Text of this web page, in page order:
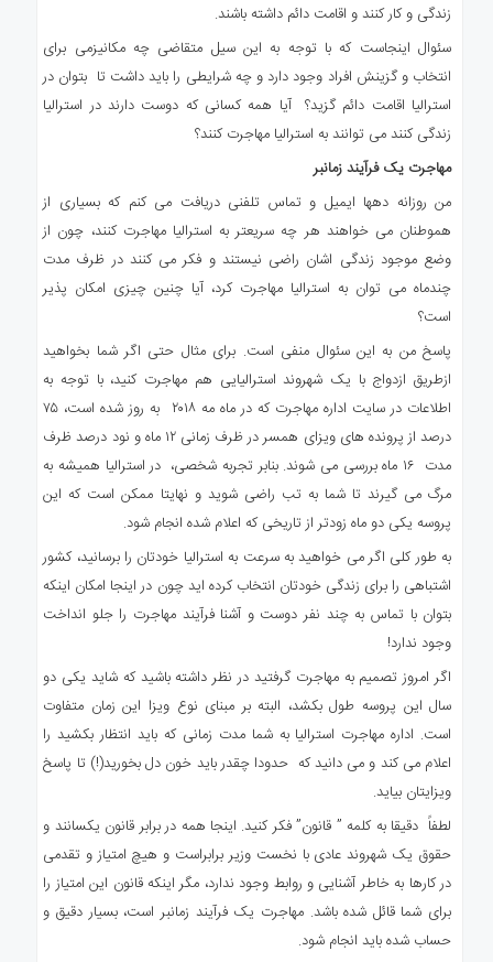
زندگی و کار کنند و اقامت دائم داشته باشند.
سئوال اینجاست که با توجه به این سیل متقاضی چه مکانیزمی برای
انتخاب و گزینش افراد وجود دارد و چه شرایطی را باید داشت تا بتوان در
استرالیا اقامت دائم گزید؟ آیا همه کسانی که دوست دارند در استرالیا
زندگی کنند می توانند به استرالیا مهاجرت کنند؟
مهاجرت یک فرآیند زمانبر
من روزانه دهها ایمیل و تماس تلفنی دریافت می کنم که بسیاری از
هموطنان می خواهند هر چه سریعتر به استرالیا مهاجرت کنند، چون از
وضع موجود زندگی اشان راضی نیستند و فکر می کنند در ظرف مدت
چندماه می توان به استرالیا مهاجرت کرد، آیا چنین چیزی امکان پذیر
است؟
پاسخ من به این سئوال منفی است. برای مثال حتی اگر شما بخواهید
ازطریق ازدواج با یک شهروند استرالیایی هم مهاجرت کنید، با توجه به
اطلاعات در سایت اداره مهاجرت که در ماه مه ۲۰۱۸ به روز شده است، ۷۵
درصد از پرونده های ویزای همسر در ظرف زمانی ۱۲ ماه و نود درصد ظرف
مدت ۱۶ ماه بررسی می شوند. بنابر تجربه شخصی، در استرالیا همیشه به
مرگ می گیرند تا شما به تب راضی شوید و نهایتا ممکن است که این
پروسه یکی دو ماه زودتر از تاریخی که اعلام شده انجام شود.
به طور کلی اگر می خواهید به سرعت به استرالیا خودتان را برسانید، کشور
اشتباهی را برای زندگی خودتان انتخاب کرده اید چون در اینجا امکان اینکه
بتوان با تماس به چند نفر دوست و آشنا فرآیند مهاجرت را جلو انداخت
وجود ندارد!
اگر امروز تصمیم به مهاجرت گرفتید در نظر داشته باشید که شاید یکی دو
سال این پروسه طول بکشد، البته بر مبنای نوع ویزا این زمان متفاوت
است. اداره مهاجرت استرالیا به شما مدت زمانی که باید انتظار بکشید را
اعلام می کند و می دانید که حدودا چقدر باید خون دل بخورید(!) تا پاسخ
ویزایتان بیاید.
لطفاً دقیقا به کلمه ” قانون” فکر کنید. اینجا همه در برابر قانون یکسانند و
حقوق یک شهروند عادی با نخست وزیر برابراست و هیچ امتیاز و تقدمی
در کارها به خاطر آشنایی و روابط وجود ندارد، مگر اینکه قانون این امتیاز را
برای شما قائل شده باشد. مهاجرت یک فرآیند زمانبر است، بسیار دقیق و
حساب شده باید انجام شود.